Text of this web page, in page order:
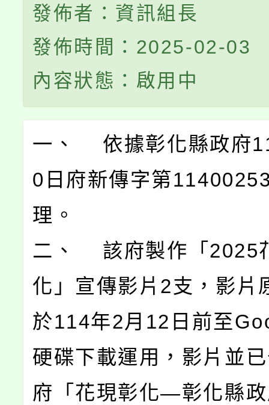
發佈者：資訊組長
發佈時間：2025-02-03
內容狀態：啟用中
一、 依據彰化縣政府
0日府新傳字第
理。
二、 該府製作「2025
化」宣傳影片2支，影片
於114年2月12日前至
硬碟下載運用，影片並
府「花現彰化—彰化縣